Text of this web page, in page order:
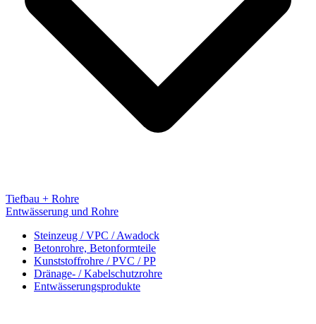
Tiefbau + Rohre
Entwässerung und Rohre
Steinzeug / VPC / Awadock
Betonrohre, Betonformteile
Kunststoffrohre / PVC / PP
Dränage- / Kabelschutzrohre
Entwässerungsprodukte